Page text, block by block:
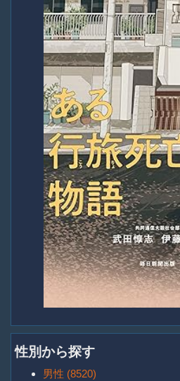
性別から探す
男性 (8520)